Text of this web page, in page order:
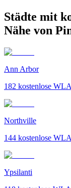
Städte mit
Nähe von
Ann Arbor
182 kostenlose
Northville
144 kostenlose
Ypsilanti